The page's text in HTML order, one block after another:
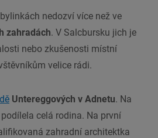
nedozví více než ve
zahradách. V Salcbursku jich je
nebo zkušenosti místní
velice rádi.
Untereggových v Adnetu. Na
celá rodina. Na první
zahradní architektka